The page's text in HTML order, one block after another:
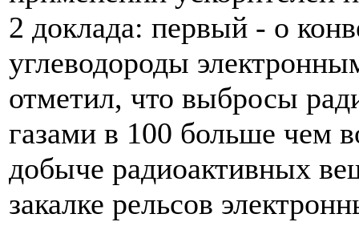
2 доклада: первый - о
углеводороды
отметил, что выбросы
газами в 100 больше чем
добыче радиоактивных
закалке рельсов